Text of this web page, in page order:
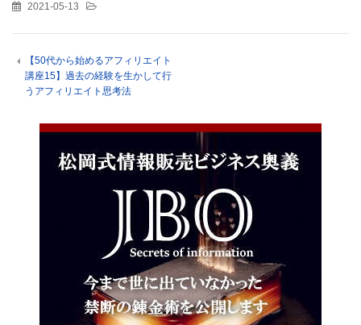
2021-05-13
【50代から始めるアフィリエイト
講座15】過去の経験を生かして行
うアフィリエイト思考法